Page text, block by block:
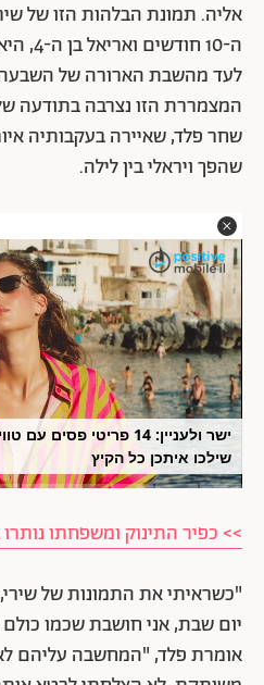
אליה. תמונת הבלהות הזו של
ה-10
לעד מהשבת הארורה של השבעה
המצמררת הזו נצרבה בתודעה
שחר פלד, שאיירה בעקבותיה
שהפך ויראלי בין לילה.
ישר ולעניין: 14 פריטי פסים עם
שילכו איתכן כל הקיץ
>> כפיר התינוק ומשפחתו
"כשראיתי את התמונות של שירי,
יום שבת, אני חושבת שכמו
אומרת פלד, "המחשבה עליהם